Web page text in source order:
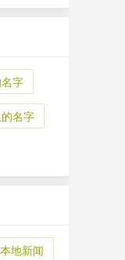
字
名字
本地新闻